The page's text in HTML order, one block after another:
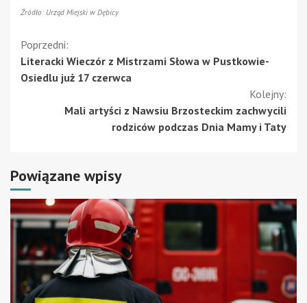
Źródło: Urząd Miejski w Dębicy
Kontynuuj
czytanie
Poprzedni:
Literacki Wieczór z Mistrzami Słowa w Pustkowie-
Osiedlu już 17 czerwca
Kolejny:
Mali artyści z Nawsiu Brzosteckim zachwycili
rodziców podczas Dnia Mamy i Taty
Powiązane wpisy